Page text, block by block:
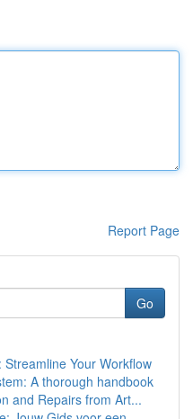
Report Page
Go
Your Workflow
A thorough handbook
and Repairs from Art...